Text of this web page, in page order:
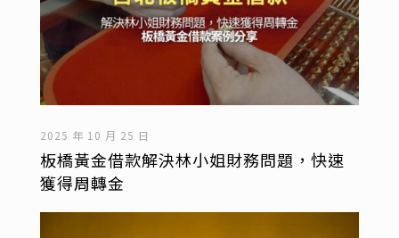
2025 年 10 月 25 日
板橋黃金借款解決林小姐財務問題，快速
獲得周轉金